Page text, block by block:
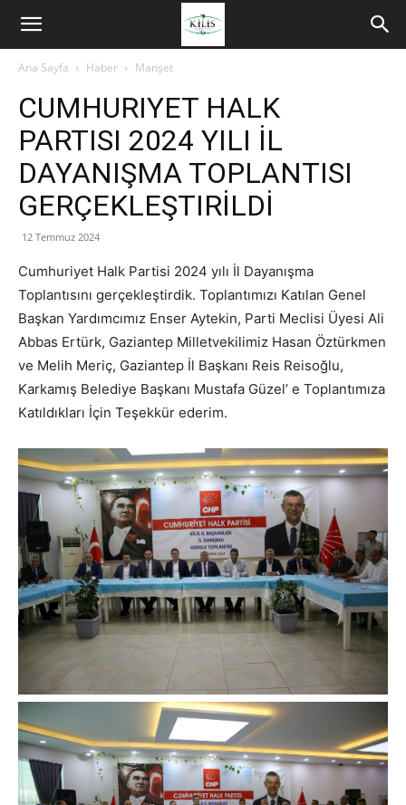
Ana Sayfa Haber Manşet
CUMHURIYET HALK
PARTISI 2024 YILI İL
DAYANIŞMA TOPLANTISI
GERÇEKLEŞTIRİLDİ
12 Temmuz 2024
Cumhuriyet Halk Partisi 2024 yılı İl Dayanışma
Toplantısını gerçekleştirdik. Toplantımızı Katılan Genel
Başkan Yardımcımız Enser Aytekin, Parti Meclisi Üyesi Ali
Abbas Ertürk, Gaziantep Milletvekilimiz Hasan Öztürkmen
ve Melih Meriç, Gaziantep İl Başkanı Reis Reisoğlu,
Karkamış Belediye Başkanı Mustafa Güzel’ e Toplantımıza
Katıldıkları İçin Teşekkür ederim.